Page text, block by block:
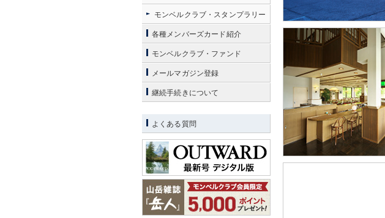
モンベルクラブ・スタンプラリー
各種メンバーズカード紹介
モンベルクラブ・ファンド
メールマガジン登録
継続手続きについて
よくある質問